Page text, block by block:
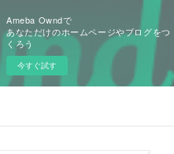
Ameba Owndで
あなただけのホームページやブログをつ
くろう
今すぐ試す